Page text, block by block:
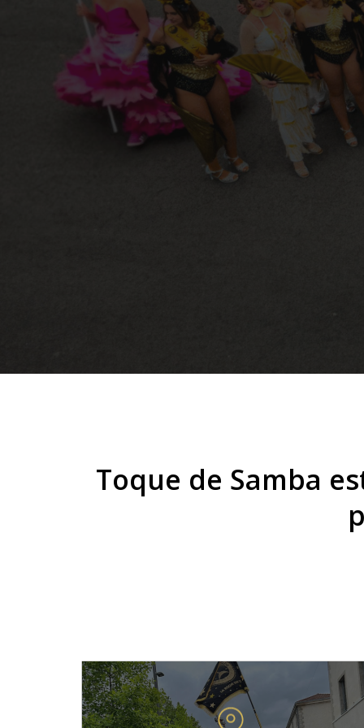
Toque de Samba